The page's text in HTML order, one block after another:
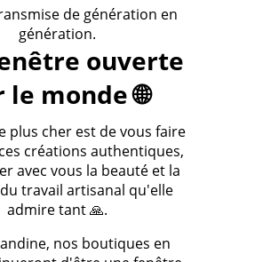
de génération en
génération.
ouverte
le monde 🌐
plus cher est de vous faire
créations authentiques,
avec vous la beauté et la
travail artisanal qu'elle
admire tant 🙏.
nos boutiques en